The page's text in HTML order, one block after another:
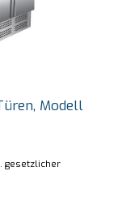
Modell
gesetzlicher